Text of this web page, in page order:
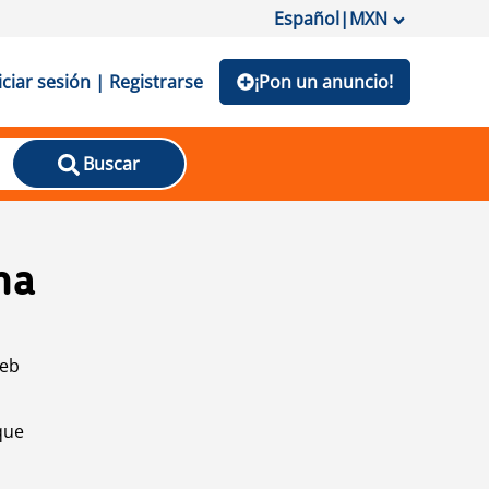
Español|MXN
sesión | Registrarse ¡Pon un anuncio!
Buscar